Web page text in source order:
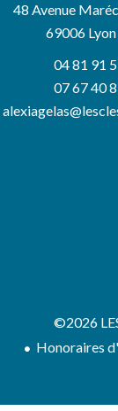
48 Avenue
69006Lyon
04 81 91
07 67 40
©2026
Honoraires